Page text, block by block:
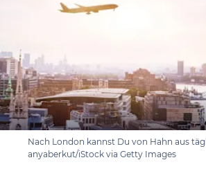
Nach London kannst Du von Hahn aus
anyaberkut/iStock via Getty Images